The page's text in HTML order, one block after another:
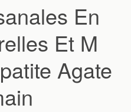
En
Et M
Agate